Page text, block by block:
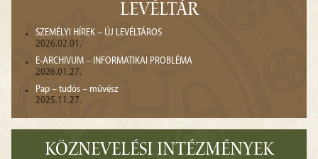
LEVÉLTÁR
SZEMÉLYI HÍREK – ÚJ LEVÉLTÁROS
2026.02.01.
E-ARCHIVUM – INFORMATIKAI PROBLÉMA
2026.01.27.
Pap – tudós – művész
2025.11.27.
KÖZNEVELÉSI INTÉZMÉNYEK